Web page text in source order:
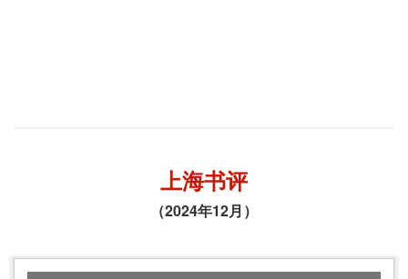
上海书评
（2024年12月）